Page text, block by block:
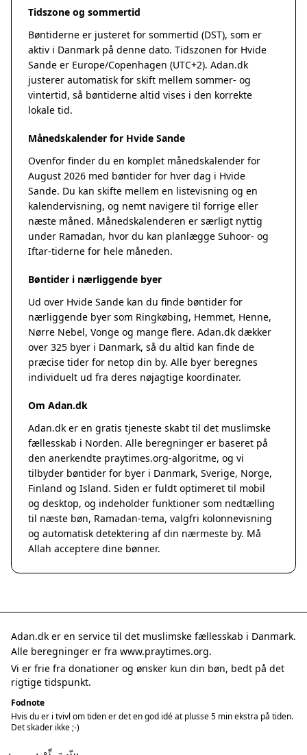
Tidszone og sommertid
Bøntiderne er justeret for sommertid (DST), som er
aktiv i Danmark på denne dato. Tidszonen for Hvide
Sande er Europe/Copenhagen (UTC+2). Adan.dk
justerer automatisk for skift mellem sommer- og
vintertid, så bøntiderne altid vises i den korrekte
lokale tid.
Månedskalender for Hvide Sande
Ovenfor finder du en komplet månedskalender for
August 2026 med bøntider for hver dag i Hvide
Sande. Du kan skifte mellem en listevisning og en
kalendervisning, og nemt navigere til forrige eller
næste måned. Månedskalenderen er særligt nyttig
under Ramadan, hvor du kan planlægge Suhoor- og
Iftar-tiderne for hele måneden.
Bøntider i nærliggende byer
Ud over Hvide Sande kan du finde bøntider for
nærliggende byer som Ringkøbing, Hemmet, Henne,
Nørre Nebel, Vonge og mange flere. Adan.dk dækker
over 325 byer i Danmark, så du altid kan finde de
præcise tider for netop din by. Alle byer beregnes
individuelt ud fra deres nøjagtige koordinater.
Om Adan.dk
Adan.dk er en gratis tjeneste skabt til det muslimske
fællesskab i Norden. Alle beregninger er baseret på
den anerkendte praytimes.org-algoritme, og vi
tilbyder bøntider for byer i Danmark, Sverige, Norge,
Finland og Island. Siden er fuldt optimeret til mobil
og desktop, og indeholder funktioner som nedtælling
til næste bøn, Ramadan-tema, valgfri kolonnevisning
og automatisk detektering af din nærmeste by. Må
Allah acceptere dine bønner.
Adan.dk er en service til det muslimske fællesskab i Danmark.
Alle beregninger er fra www.praytimes.org.
Vi er frie fra donationer og ønsker kun din bøn, bedt på det
rigtige tidspunkt.
Fodnote
Hvis du er i tvivl om tiden er det en god idé at plusse 5 min ekstra på tiden.
Det skader ikke ;-)